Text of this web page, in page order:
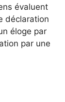
évaluent
déclaration
éloge par
par une